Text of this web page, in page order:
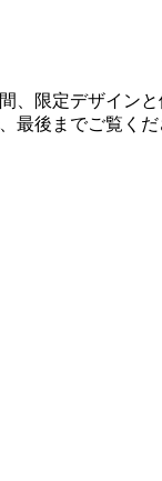
、限定デザイン
最後までご覧くだ